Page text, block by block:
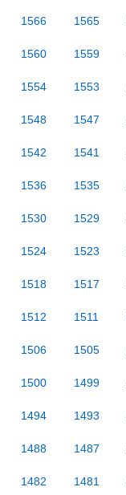
1566 1565
1560 1559
1554 1553
1548 1547
1542 1541
1536 1535
1530 1529
1524 1523
1518 1517
1512 1511
1506 1505
1500 1499
1494 1493
1488 1487
1482 1481